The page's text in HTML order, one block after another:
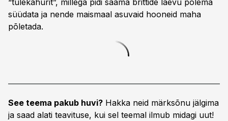
“tulekahurit”, millega pidi saama brittide laevu ­põlema
süüdata ja nende maismaal asuvaid hooneid maha
põletada.
See teema pakub huvi? Hakka neid märksõnu jälgima
ja saad alati teavituse, kui sel teemal ilmub midagi uut!